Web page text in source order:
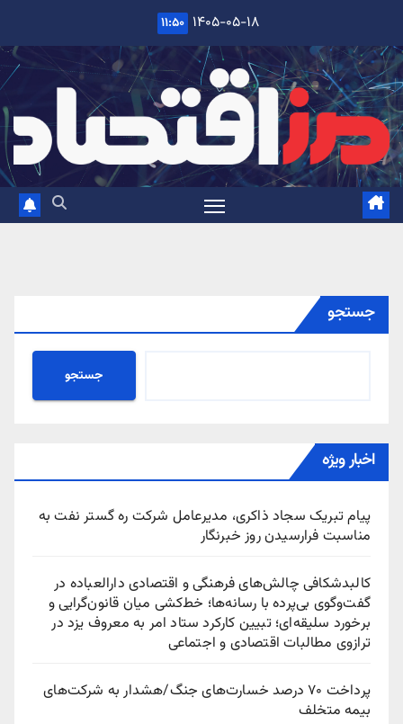
content
۱۴۰۵-۰۵-۱۸ ۱۱:۵۰
جستجو
جستجو
اخبار ویژه
پیام تبریک سجاد ذاکری، مدیرعامل شرکت ره‌ گستر نفت به
مناسبت فرارسیدن روز خبرنگار
کالبدشکافی چالش‌های فرهنگی و اقتصادی دارالعباده در
گفت‌وگوی بی‌پرده با رسانه‌ها؛ خط‌کشی میان قانون‌گرایی و
برخورد سلیقه‌ای؛ تبیین کارکرد ستاد امر به معروف یزد در
ترازوی مطالبات اقتصادی و اجتماعی
پرداخت ۷۰ درصد خسارت‌های جنگ/هشدار به شرکت‌های
بیمه متخلف